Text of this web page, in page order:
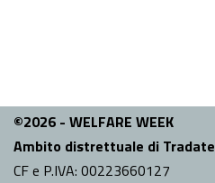
©2026 - WELFARE WEEK
Ambito distrettuale di Tradate
CF e P.IVA: 00223660127